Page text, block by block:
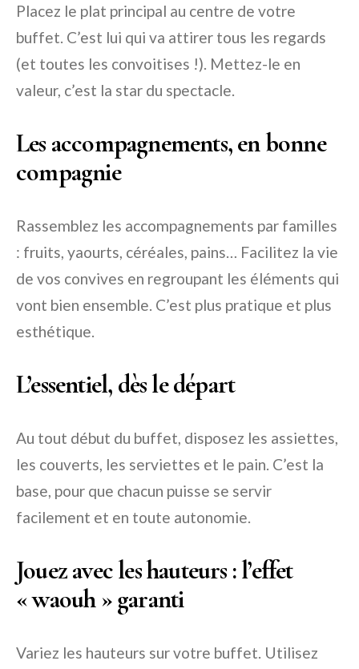
Placez le plat principal au centre de votre
buffet. C’est lui qui va attirer tous les regards
(et toutes les convoitises !). Mettez-le en
valeur, c’est la star du spectacle.
Les accompagnements, en bonne
compagnie
Rassemblez les accompagnements par familles
: fruits, yaourts, céréales, pains… Facilitez la vie
de vos convives en regroupant les éléments qui
vont bien ensemble. C’est plus pratique et plus
esthétique.
L’essentiel, dès le départ
Au tout début du buffet, disposez les assiettes,
les couverts, les serviettes et le pain. C’est la
base, pour que chacun puisse se servir
facilement et en toute autonomie.
Jouez avec les hauteurs : l’effet
« waouh » garanti
Variez les hauteurs sur votre buffet. Utilisez